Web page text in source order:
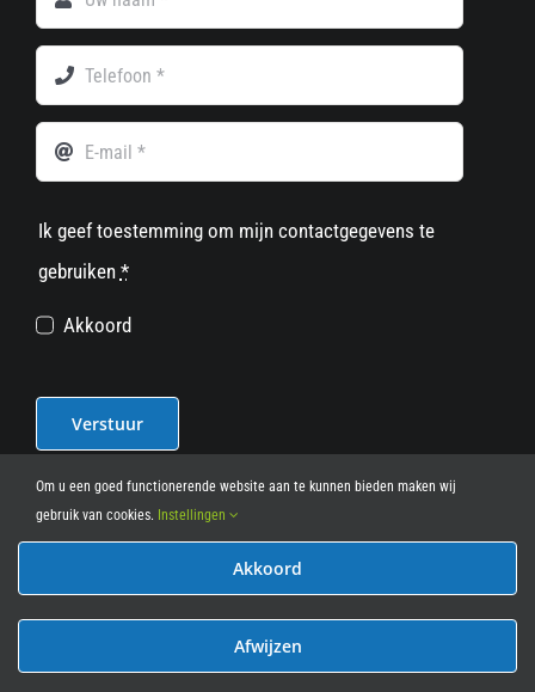
Ik geef toestemming om mijn contactgegevens te
gebruiken *
Akkoord
Verstuur
© 2012 - 2026• Leasy Bike • All Rights Reserved • powered
Om u een goed functionerende website aan te kunnen bieden maken wij
gebruik van cookies. Instellingen
Akkoord
Afwijzen